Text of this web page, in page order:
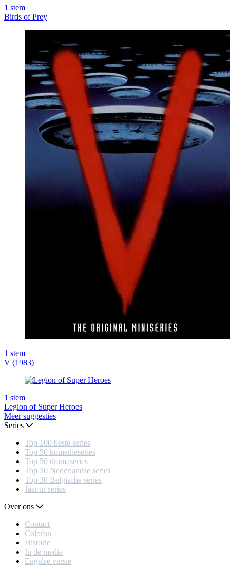
1 stem
Birds of Prey
1 stem
V (1983)
1 stem
Legion of Super Heroes
Meer suggesties
Series
Top 100 beste series
Top 50 komedieseries
Top 50 dramaseries
Top 30 Nederlandse series
Top 30 Belgische series
Jaar in series
Over ons
Contact
Colofon
Historie
In de media
Engelse versie